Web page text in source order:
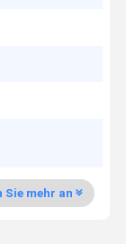
Sie mehr an